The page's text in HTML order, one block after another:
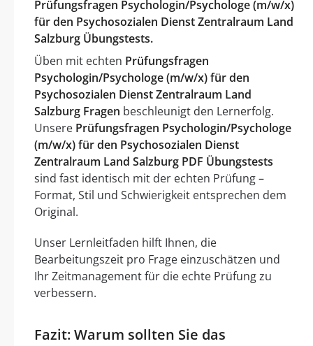
Prüfungsfragen Psychologin/Psychologe (m/w/x)
für den Psychosozialen Dienst Zentralraum Land
Salzburg Übungstests.
Üben mit echten Prüfungsfragen
Psychologin/Psychologe (m/w/x) für den
Psychosozialen Dienst Zentralraum Land
Salzburg Fragen beschleunigt den Lernerfolg.
Unsere Prüfungsfragen Psychologin/Psychologe
(m/w/x) für den Psychosozialen Dienst
Zentralraum Land Salzburg PDF Übungstests
sind fast identisch mit der echten Prüfung –
Format, Stil und Schwierigkeit entsprechen dem
Original.
Unser Lernleitfaden hilft Ihnen, die
Bearbeitungszeit pro Frage einzuschätzen und
Ihr Zeitmanagement für die echte Prüfung zu
verbessern.
Fazit: Warum sollten Sie das